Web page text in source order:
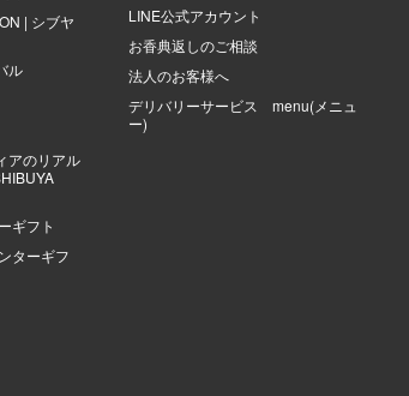
| シブヤ
ル
アのリアル
ギフト
ターギフ
LINE公式アカウント
お香典返しのご相談
法人のお客様へ
デリバリーサービス menu(メニュ
ー)